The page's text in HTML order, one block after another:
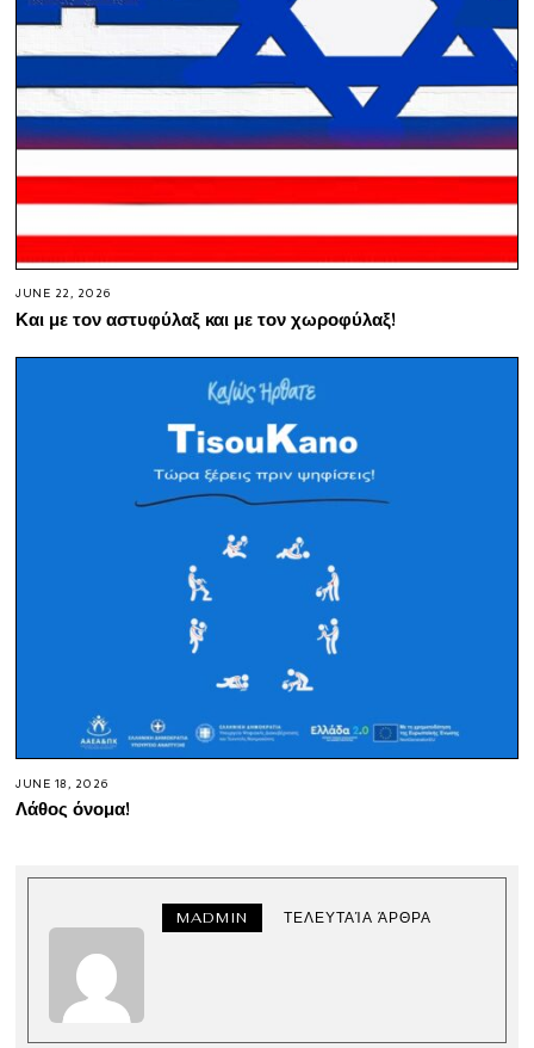
JUNE 22, 2026
Και με τον αστυφύλαξ και με τον χωροφύλαξ!
JUNE 18, 2026
Λάθος όνομα!
MADMIN ΤΕΛΕΥΤΑΊΑ ΆΡΘΡΑ